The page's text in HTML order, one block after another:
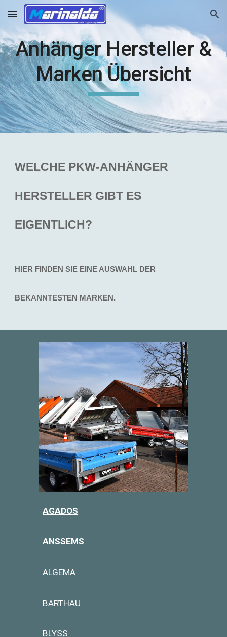
Skip to main content Skip to navigation
Anhänger Hersteller &
Marken Übersicht
WELCHE PKW-ANHÄNGER
HERSTELLER GIBT ES
EIGENTLICH?
HIER FINDEN SIE EINE AUSWAHL DER
BEKANNTESTEN MARKEN.
AGADOS
ANSSEMS
ALGEMA
BARTHAU
BLYSS